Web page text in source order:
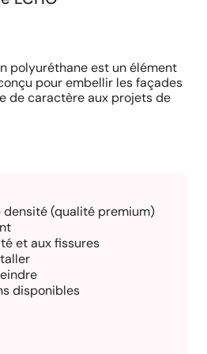
polyuréthane est un élément
pour embellir les façades
de caractère aux projets de
densité (qualité premium)
et aux fissures
disponibles